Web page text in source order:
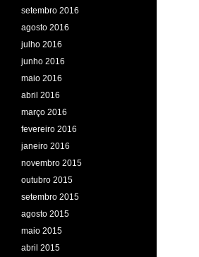
setembro 2016
agosto 2016
julho 2016
junho 2016
maio 2016
abril 2016
março 2016
fevereiro 2016
janeiro 2016
novembro 2015
outubro 2015
setembro 2015
agosto 2015
maio 2015
abril 2015